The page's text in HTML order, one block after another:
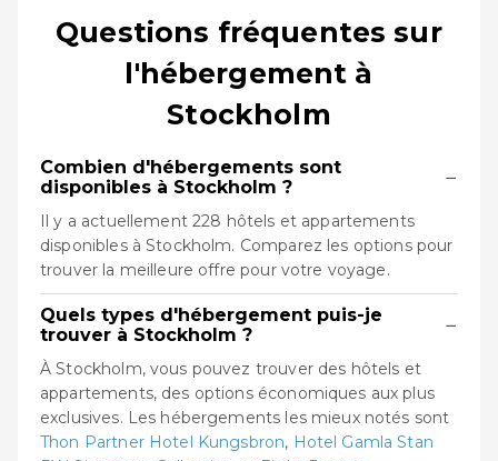
Questions fréquentes sur
l'hébergement à
Stockholm
Combien d'hébergements sont
disponibles à Stockholm ?
−
Il y a actuellement 228 hôtels et appartements
disponibles à Stockholm. Comparez les options pour
trouver la meilleure offre pour votre voyage.
Quels types d'hébergement puis-je
trouver à Stockholm ?
−
À Stockholm, vous pouvez trouver des hôtels et
appartements, des options économiques aux plus
exclusives. Les hébergements les mieux notés sont
Thon Partner Hotel Kungsbron, Hotel Gamla Stan